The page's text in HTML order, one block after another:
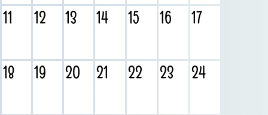
11 12 13 14 15 16 17
18 19 20 21 22 23 24